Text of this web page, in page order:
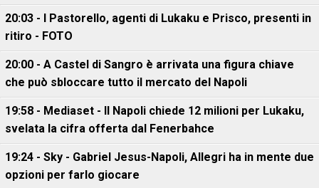
20:03 - I Pastorello, agenti di Lukaku e Prisco, presenti in
ritiro - FOTO
20:00 - A Castel di Sangro è arrivata una figura chiave
che può sbloccare tutto il mercato del Napoli
19:58 - Mediaset - Il Napoli chiede 12 milioni per Lukaku,
svelata la cifra offerta dal Fenerbahce
19:24 - Sky - Gabriel Jesus-Napoli, Allegri ha in mente due
opzioni per farlo giocare